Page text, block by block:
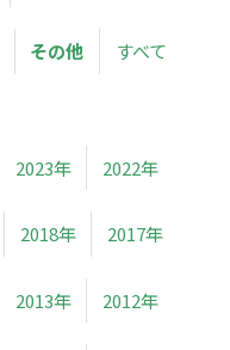
その他 すべて
2023年 2022年
2018年 2017年
2013年 2012年